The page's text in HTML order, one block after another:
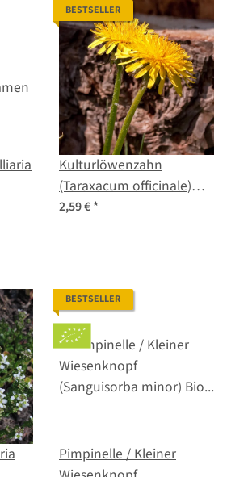
BESTSELLER
Kulturlöwenzahn
(Taraxacum officinale)
Samen
2,59 €*
BESTSELLER
Pimpinelle / Kleiner